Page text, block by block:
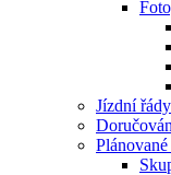
Jízdní řády
Plánované